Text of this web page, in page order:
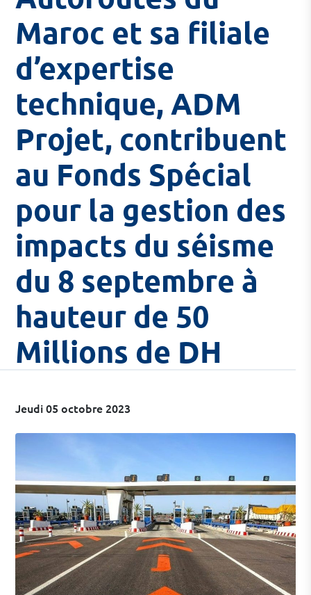
Maroc et sa filiale
d’expertise
technique, ADM
Projet, contribuent
au Fonds Spécial
pour la gestion des
impacts du séisme
du 8 septembre à
hauteur de 50
Millions de DH
Jeudi 05 octobre 2023